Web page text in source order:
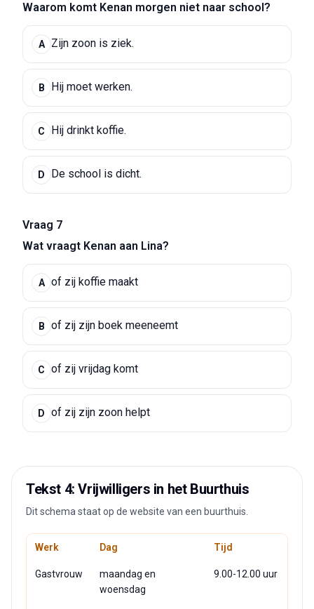
Waarom komt Kenan morgen niet naar school?
A Zijn zoon is ziek.
B Hij moet werken.
C Hij drinkt koffie.
D De school is dicht.
Vraag 7
Wat vraagt Kenan aan Lina?
A of zij koffie maakt
B of zij zijn boek meeneemt
C of zij vrijdag komt
D of zij zijn zoon helpt
Tekst 4: Vrijwilligers in het Buurthuis
Dit schema staat op de website van een buurthuis.
Werk Dag Tijd
Gastvrouw
maandag en
woensdag
9.00-12.00 uur